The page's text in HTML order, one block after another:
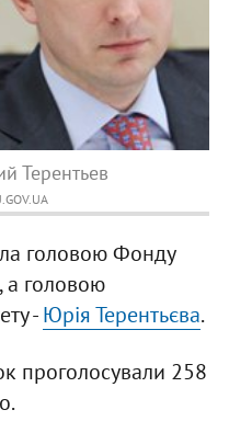
Терентьев
головою Фонду
, а головою
-Юрія Терентьєва.
проголосували 258